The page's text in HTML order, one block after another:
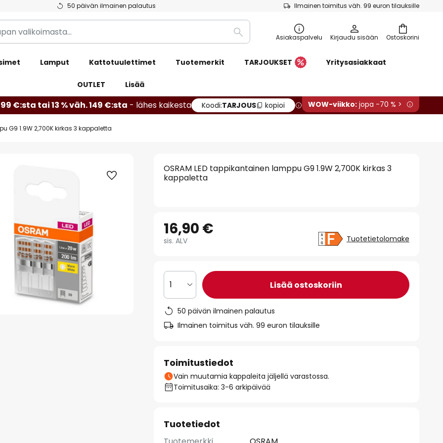
50 päivän ilmainen palautus Ilmainen toimitus väh. 99 euron tilauksille
Ostoskorini
Etsi Asiakaspalvelu Kirjaudu sisään
Lamput Kattotuulettimet Tuotemerkit TARJOUKSET Yritysasiakkaat
OUTLET Lisää
€:sta tai 13 % väh. 149 €:sta - lähes kaikesta Koodi:TARJOUS kopioi WOW-viikko: jopa -70 % >
G9 1.9W 2,700K kirkas 3 kappaletta
OSRAM LED tappikantainen lamppu G9 1.9W 2,700K kirkas 3
kappaletta
16,90 €
sis. ALV Tuotetietolomake
1 Lisää ostoskoriin
50 päivän ilmainen palautus
Ilmainen toimitus väh. 99 euron tilauksille
Toimitustiedot
Vain muutamia kappaleita jäljellä varastossa.
Toimitusaika: 3-6 arkipäivää
Tuotetiedot